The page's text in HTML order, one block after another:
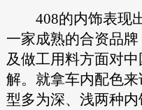
408的内饰表现
一家成熟的合资品
及做工用料方面对
解。就拿车内配色
型多为深、浅两种